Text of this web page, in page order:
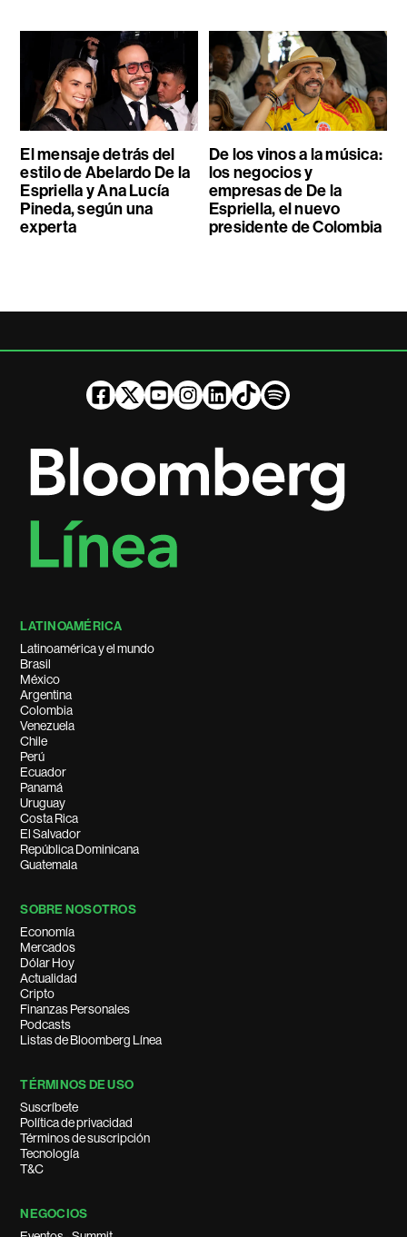
El mensaje detrás del
estilo de Abelardo De la
Espriella y Ana Lucía
Pineda, según una
experta
De los vinos a la música:
los negocios y
empresas de De la
Espriella, el nuevo
presidente de Colombia
LATINOAMÉRICA
Latinoamérica y el mundo
Brasil
México
Argentina
Colombia
Venezuela
Chile
Perú
Ecuador
Panamá
Uruguay
Costa Rica
El Salvador
República Dominicana
Guatemala
SOBRE NOSOTROS
Economía
Mercados
Dólar Hoy
Actualidad
Cripto
Finanzas Personales
Podcasts
Listas de Bloomberg Línea
TÉRMINOS DE USO
Suscríbete
Política de privacidad
Términos de suscripción
Tecnología
T&C
NEGOCIOS